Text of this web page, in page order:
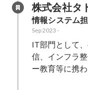
株式会社タ
情報システム
Sep 2023 -
IT部門として
信、インフラ
ー教育等に携わ